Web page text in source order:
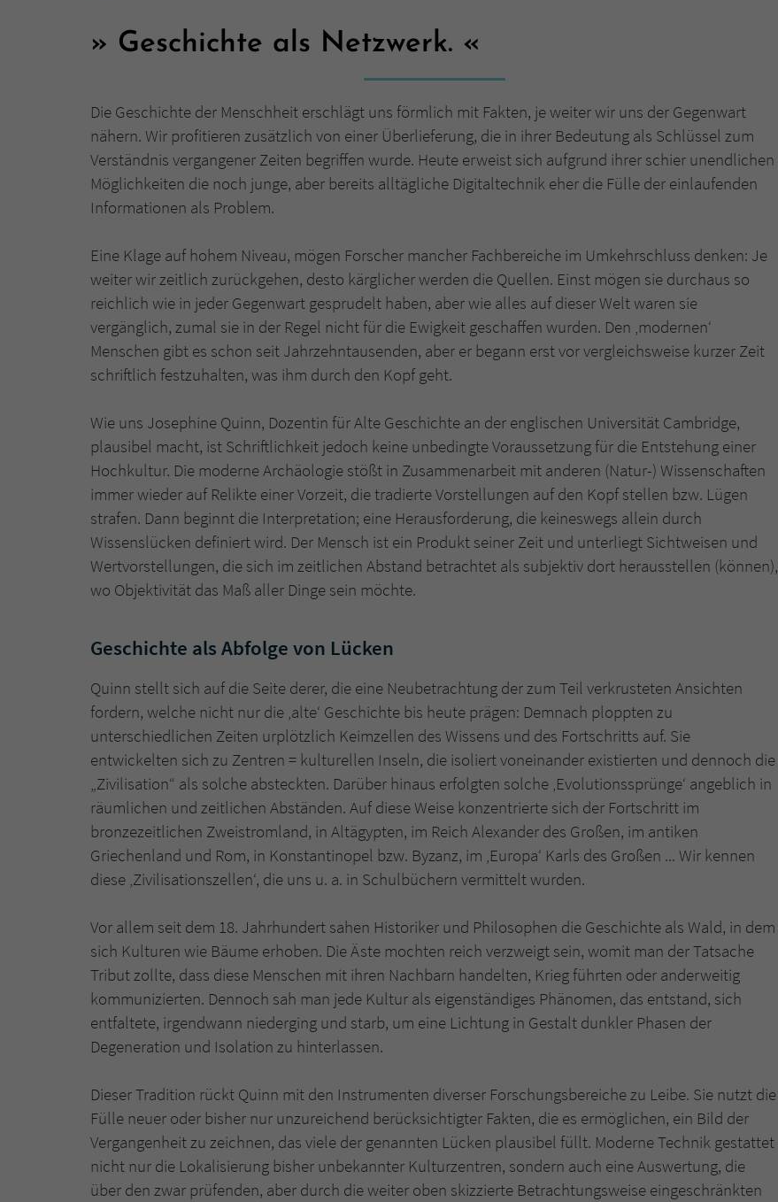
Geschichte als Netzwerk.
Die Geschichte der Menschheit erschlägt uns förmlich mit Fakten, je weiter wir uns der Gegenwart
nähern. Wir profitieren zusätzlich von einer Überlieferung, die in ihrer Bedeutung als Schlüssel zum
Verständnis vergangener Zeiten begriffen wurde. Heute erweist sich aufgrund ihrer schier unendlichen
Möglichkeiten die noch junge, aber bereits alltägliche Digitaltechnik eher die Fülle der einlaufenden
Informationen als Problem.
Eine Klage auf hohem Niveau, mögen Forscher mancher Fachbereiche im Umkehrschluss denken: Je
weiter wir zeitlich zurückgehen, desto kärglicher werden die Quellen. Einst mögen sie durchaus so
reichlich wie in jeder Gegenwart gesprudelt haben, aber wie alles auf dieser Welt waren sie
vergänglich, zumal sie in der Regel nicht für die Ewigkeit geschaffen wurden. Den ‚modernen‘
Menschen gibt es schon seit Jahrzehntausenden, aber er begann erst vor vergleichsweise kurzer Zeit
schriftlich festzuhalten, was ihm durch den Kopf geht.
Wie uns Josephine Quinn, Dozentin für Alte Geschichte an der englischen Universität Cambridge,
plausibel macht, ist Schriftlichkeit jedoch keine unbedingte Voraussetzung für die Entstehung einer
Hochkultur. Die moderne Archäologie stößt in Zusammenarbeit mit anderen (Natur-) Wissenschaften
immer wieder auf Relikte einer Vorzeit, die tradierte Vorstellungen auf den Kopf stellen bzw. Lügen
strafen. Dann beginnt die Interpretation; eine Herausforderung, die keineswegs allein durch
Wissenslücken definiert wird. Der Mensch ist ein Produkt seiner Zeit und unterliegt Sichtweisen und
Wertvorstellungen, die sich im zeitlichen Abstand betrachtet als subjektiv dort herausstellen (können),
wo Objektivität das Maß aller Dinge sein möchte.
Geschichte als Abfolge von Lücken
Quinn stellt sich auf die Seite derer, die eine Neubetrachtung der zum Teil verkrusteten Ansichten
fordern, welche nicht nur die ‚alte‘ Geschichte bis heute prägen: Demnach ploppten zu
unterschiedlichen Zeiten urplötzlich Keimzellen des Wissens und des Fortschritts auf. Sie
entwickelten sich zu Zentren = kulturellen Inseln, die isoliert voneinander existierten und dennoch die
„Zivilisation“ als solche absteckten. Darüber hinaus erfolgten solche ‚Evolutionssprünge‘ angeblich in
räumlichen und zeitlichen Abständen. Auf diese Weise konzentrierte sich der Fortschritt im
bronzezeitlichen Zweistromland, in Altägypten, im Reich Alexander des Großen, im antiken
Griechenland und Rom, in Konstantinopel bzw. Byzanz, im ‚Europa‘ Karls des Großen ... Wir kennen
diese ‚Zivilisationszellen‘, die uns u. a. in Schulbüchern vermittelt wurden.
Vor allem seit dem 18. Jahrhundert sahen Historiker und Philosophen die Geschichte als Wald, in dem
sich Kulturen wie Bäume erhoben. Die Äste mochten reich verzweigt sein, womit man der Tatsache
Tribut zollte, dass diese Menschen mit ihren Nachbarn handelten, Krieg führten oder anderweitig
kommunizierten. Dennoch sah man jede Kultur als eigenständiges Phänomen, das entstand, sich
entfaltete, irgendwann niederging und starb, um eine Lichtung in Gestalt dunkler Phasen der
Degeneration und Isolation zu hinterlassen.
Dieser Tradition rückt Quinn mit den Instrumenten diverser Forschungsbereiche zu Leibe. Sie nutzt die
Fülle neuer oder bisher nur unzureichend berücksichtigter Fakten, die es ermöglichen, ein Bild der
Vergangenheit zu zeichnen, das viele der genannten Lücken plausibel füllt. Moderne Technik gestattet
nicht nur die Lokalisierung bisher unbekannter Kulturzentren, sondern auch eine Auswertung, die
über den zwar prüfenden, aber durch die weiter oben skizzierte Betrachtungsweise eingeschränkten
Name
Anbieter
Laufzeit 1 Jahr
Zweck Cookie für Kommentare einzelner Buchtitel
Anbieter Literatur-Couch Medien GmbH & Co. KG
Laufzeit Session
Zweck
Dieses Cookie gewährleistet die Kommunikation der
Webseite mit dem Benutzer. Es wird benötigt um z. B.